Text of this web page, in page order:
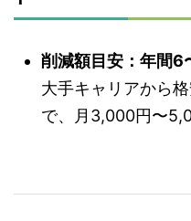
削減額目安：年間6
大手キャリアから
で、月3,000円〜